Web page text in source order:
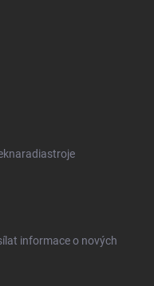
informace o nových